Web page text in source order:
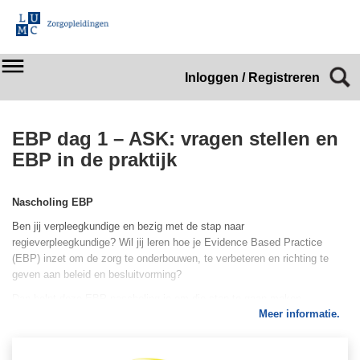
Inloggen / Registreren
EBP dag 1 – ASK: vragen stellen en
EBP in de praktijk
Nascholing EBP
Ben jij verpleegkundige en bezig met de stap naar
regieverpleegkundige? Wil jij leren hoe je Evidence Based Practice
(EBP) inzet om de zorg te onderbouwen, te verbeteren en richting te
geven aan beleid en besluitvorming?
Meer informatie.